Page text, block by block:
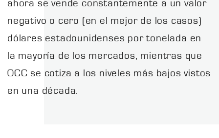
ahora se vende constantemente a un valor
negativo o cero (en el mejor de los casos)
dólares estadounidenses por tonelada en
la mayoría de los mercados, mientras que
OCC se cotiza a los niveles más bajos vistos
en una década.